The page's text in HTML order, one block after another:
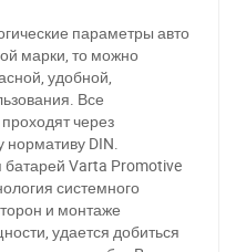
параметры авто
марки, то можно
удобной,
Все
через
нормативу DIN.
батарей Varta Promotive
системного
и монтаже
удается добиться